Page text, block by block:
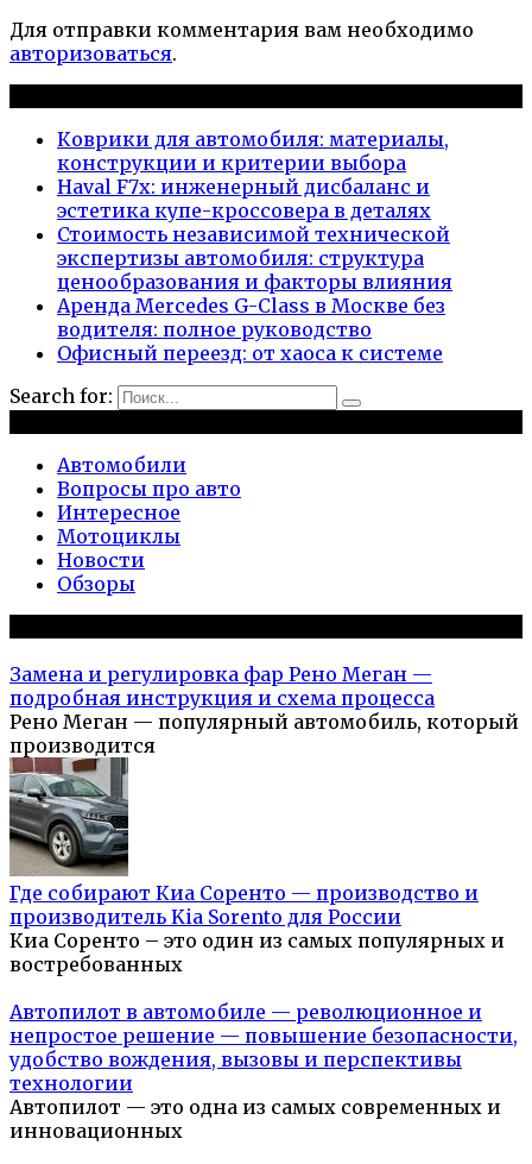
Для отправки комментария вам необходимо
авторизоваться.
Коврики для автомобиля: материалы,
конструкции и критерии выбора
Haval F7x: инженерный дисбаланс и
эстетика купе-кроссовера в деталях
Стоимость независимой технической
экспертизы автомобиля: структура
ценообразования и факторы влияния
Аренда Mercedes G-Class в Москве без
водителя: полное руководство
Офисный переезд: от хаоса к системе
Search for:
Автомобили
Вопросы про авто
Интересное
Мотоциклы
Новости
Обзоры
Замена и регулировка фар Рено Меган —
подробная инструкция и схема процесса
Рено Меган — популярный автомобиль, который
производится
Где собирают Киа Соренто — производство и
производитель Kia Sorento для России
Киа Соренто – это один из самых популярных и
востребованных
Автопилот в автомобиле — революционное и
непростое решение — повышение безопасности,
удобство вождения, вызовы и перспективы
технологии
Автопилот — это одна из самых современных и
инновационных